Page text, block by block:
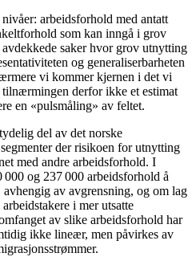
arbeidsforhold med antatt
som kan inngå i grov
saker hvor grov utnytting
og generaliserbarheten
vi kommer kjernen i det vi
derfor ikke et estimat
en «pulsmåling» av feltet.
del av det norske
der risikoen for utnytting
med andre arbeidsforhold. I
000 og 237 000 arbeidsforhold å
av avgrensning, og om lag
i mer utsatte
av slike arbeidsforhold har
ikke lineær, men påvirkes av